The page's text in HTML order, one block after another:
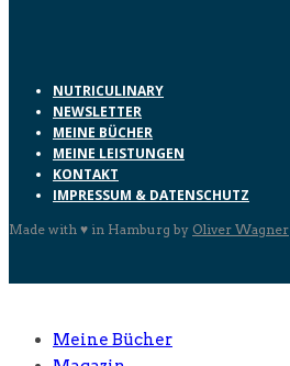
NUTRICULINARY
NEWSLETTER
MEINE BÜCHER
MEINE LEISTUNGEN
KONTAKT
IMPRESSUM & DATENSCHUTZ
Made with ♥ in Hamburg by Oliver Wagner
Meine Bücher